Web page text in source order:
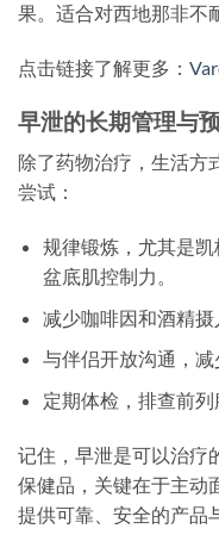
果。适合对西地那非不
点击链接了解更多：
早泄的长期管理与
除了药物治疗，生活方
尝试：
规律锻炼，尤其是凯
盆底肌控制力。
减少咖啡因和酒精摄
与伴侣开放沟通，减
定期体检，排查前列
记住，早泄是可以治疗
保健品，关键在于主动
提供可靠、安全的产品